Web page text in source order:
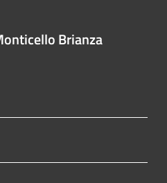
Brianza